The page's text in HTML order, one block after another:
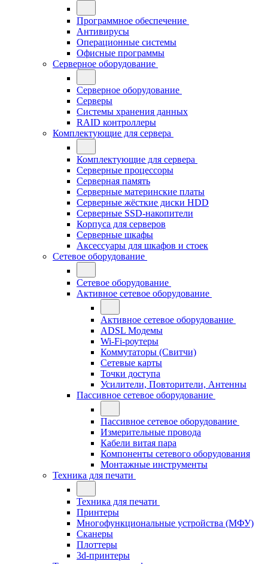
Программное обеспечение
Антивирусы
Операционные системы
Офисные программы
Серверное оборудование
Серверное оборудование
Серверы
Системы хранения данных
RAID контроллеры
Комплектующие для сервера
Комплектующие для сервера
Серверные процессоры
Серверная память
Серверные материнские платы
Серверные жёсткие диски HDD
Серверные SSD-накопители
Корпуса для серверов
Серверные шкафы
Аксессуары для шкафов и стоек
Сетевое оборудование
Сетевое оборудование
Активное сетевое оборудование
Активное сетевое оборудование
ADSL Модемы
Wi-Fi-роутеры
Коммутаторы (Свитчи)
Сетевые карты
Точки доступа
Усилители, Повторители, Антенны
Пассивное сетевое оборудование
Пассивное сетевое оборудование
Измерительные провода
Кабели витая пара
Компоненты сетевого оборудования
Монтажные инструменты
Техника для печати
Техника для печати
Принтеры
Многофункциональные устройства (МФУ)
Сканеры
Плоттеры
3d-принтеры